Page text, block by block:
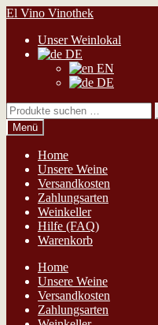
Zur
springen
Zum
springen
El Vino Vinothek
Unser Weinlokal
DE
EN
DE
Suchen
nach:
Menü
Home
Unsere Weine
Versandkosten
Zahlungsarten
Weinkeller
Hilfe (FAQ)
Warenkorb
Home
Unsere Weine
Versandkosten
Zahlungsarten